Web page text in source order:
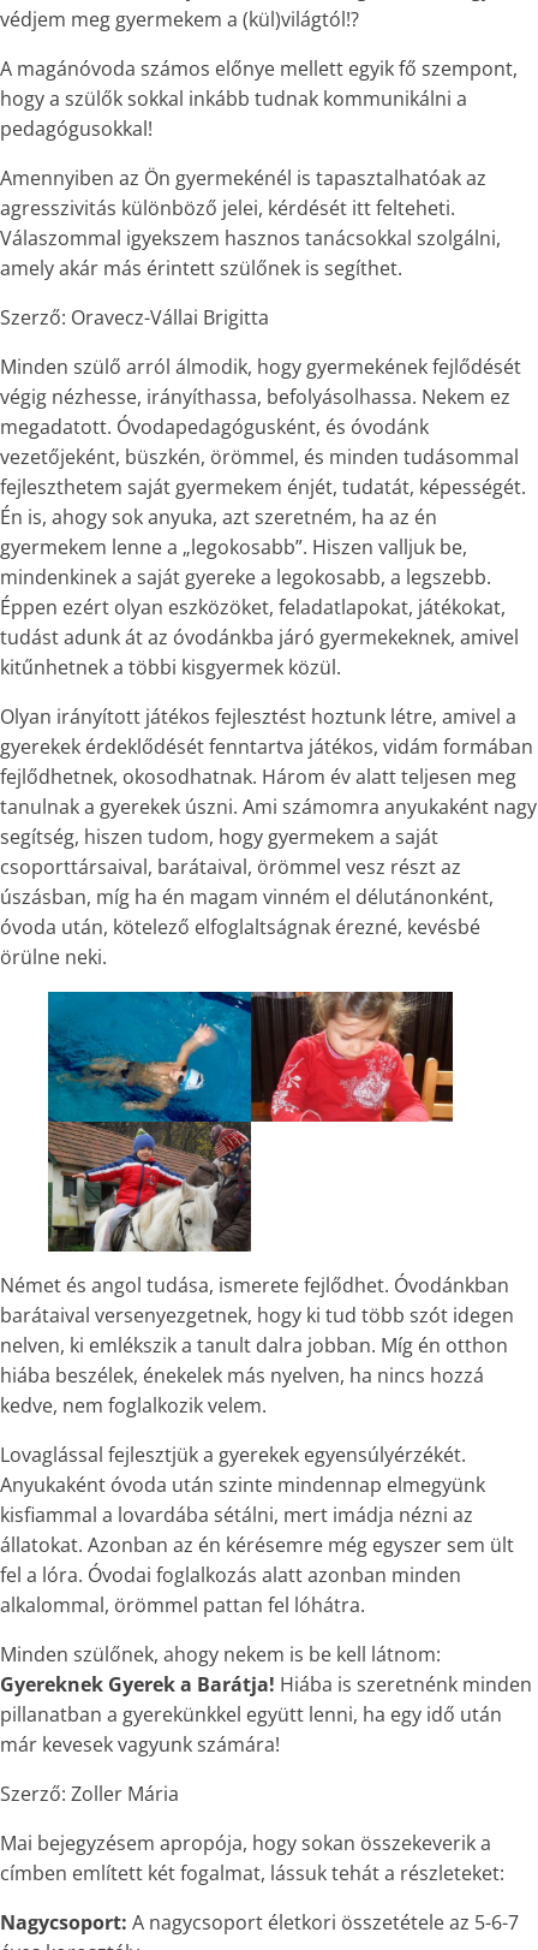
védjem meg gyermekem a (kül)világtól!?
A magánóvoda számos előnye mellett egyik fő szempont,
hogy a szülők sokkal inkább tudnak kommunikálni a
pedagógusokkal!
Amennyiben az Ön gyermekénél is tapasztalhatóak az
agresszivitás különböző jelei, kérdését itt felteheti.
Válaszommal igyekszem hasznos tanácsokkal szolgálni,
amely akár más érintett szülőnek is segíthet.
Szerző: Oravecz-Vállai Brigitta
Minden szülő arról álmodik, hogy gyermekének fejlődését
végig nézhesse, irányíthassa, befolyásolhassa. Nekem ez
megadatott. Óvodapedagógusként, és óvodánk
vezetőjeként, büszkén, örömmel, és minden tudásommal
fejleszthetem saját gyermekem énjét, tudatát, képességét.
Én is, ahogy sok anyuka, azt szeretném, ha az én
gyermekem lenne a „legokosabb”. Hiszen valljuk be,
mindenkinek a saját gyereke a legokosabb, a legszebb.
Éppen ezért olyan eszközöket, feladatlapokat, játékokat,
tudást adunk át az óvodánkba járó gyermekeknek, amivel
kitűnhetnek a többi kisgyermek közül.
Olyan irányított játékos fejlesztést hoztunk létre, amivel a
gyerekek érdeklődését fenntartva játékos, vidám formában
fejlődhetnek, okosodhatnak. Három év alatt teljesen meg
tanulnak a gyerekek úszni. Ami számomra anyukaként nagy
segítség, hiszen tudom, hogy gyermekem a saját
csoporttársaival, barátaival, örömmel vesz részt az
úszásban, míg ha én magam vinném el délutánonként,
óvoda után, kötelező elfoglaltságnak érezné, kevésbé
örülne neki.
Német és angol tudása, ismerete fejlődhet. Óvodánkban
barátaival versenyezgetnek, hogy ki tud több szót idegen
nelven, ki emlékszik a tanult dalra jobban. Míg én otthon
hiába beszélek, énekelek más nyelven, ha nincs hozzá
kedve, nem foglalkozik velem.
Lovaglással fejlesztjük a gyerekek egyensúlyérzékét.
Anyukaként óvoda után szinte mindennap elmegyünk
kisfiammal a lovardába sétálni, mert imádja nézni az
állatokat. Azonban az én kérésemre még egyszer sem ült
fel a lóra. Óvodai foglalkozás alatt azonban minden
alkalommal, örömmel pattan fel lóhátra.
Minden szülőnek, ahogy nekem is be kell látnom:
Gyereknek Gyerek a Barátja! Hiába is szeretnénk minden
pillanatban a gyerekünkkel együtt lenni, ha egy idő után
már kevesek vagyunk számára!
Szerző: Zoller Mária
Mai bejegyzésem apropója, hogy sokan összekeverik a
címben említett két fogalmat, lássuk tehát a részleteket:
Nagycsoport: A nagycsoport életkori összetétele az 5-6-7